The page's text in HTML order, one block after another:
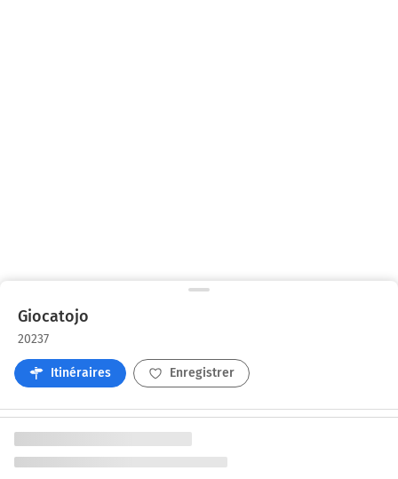
Giocatojo
20237
Itinéraires Enregistrer